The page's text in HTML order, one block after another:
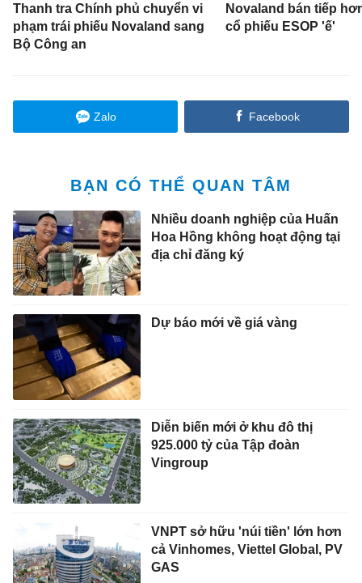
Thanh tra Chính phủ chuyển vi
phạm trái phiếu Novaland sang
Bộ Công an
Novaland bán tiếp
cổ phiếu ESOP 'ế'
Zalo Facebook
BẠN CÓ THỂ QUAN TÂM
Nhiều doanh nghiệp của Huấn
Hoa Hồng không hoạt động tại
địa chỉ đăng ký
Dự báo mới về giá vàng
Diễn biến mới ở khu đô thị
925.000 tỷ của Tập đoàn
Vingroup
VNPT sở hữu 'núi tiền' lớn hơn
cả Vinhomes, Viettel Global, PV
GAS